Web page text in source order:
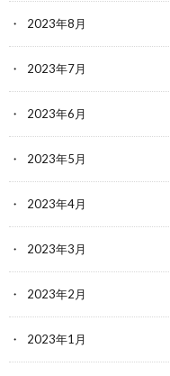
2023年8月
2023年7月
2023年6月
2023年5月
2023年4月
2023年3月
2023年2月
2023年1月